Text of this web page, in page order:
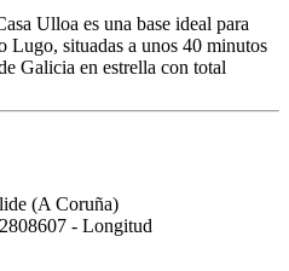
Ulloa es una base ideal para
Lugo, situadas a unos 40 minutos
Galicia en estrella con total
(A Coruña)
- Longitud